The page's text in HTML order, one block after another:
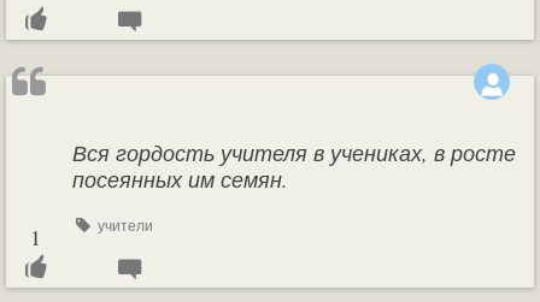
Вся гордость учителя в учениках, в росте
посеянных им семян.
учители
1